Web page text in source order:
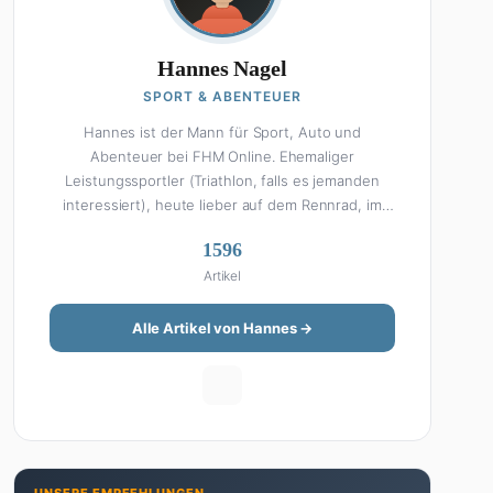
Hannes Nagel
SPORT & ABENTEUER
Hannes ist der Mann für Sport, Auto und
Abenteuer bei FHM Online. Ehemaliger
Leistungssportler (Triathlon, falls es jemanden
interessiert), heute lieber auf dem Rennrad, im
Wissen über Sport ist enzyklopädisch: Egal ob
Bundesliga-Analyse, Formel 1, UFC oder Olympia –
Hannes liefert fundierte Einschätzungen mit der
Leidenschaft eines echten Fans. Aber Sport ist
nur die halbe Miete: Hannes ist auch unser Auto-
Seite. Wenn Hannes mal nicht über Sport oder
1596
Artikel
Alle Artikel von Hannes →